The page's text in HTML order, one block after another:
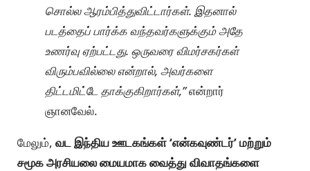
சொல்ல ஆரம்பித்துவிட்டார்கள். இதனால்
படத்தைப் பார்க்க வந்தவர்களுக்கும் அதே
உணர்வு ஏற்பட்டது. ஒருவரை விமர்சகர்கள்
விரும்பவில்லை என்றால், அவர்களை
திட்டமிட்டே தாக்குகிறார்கள்,”என்றார்
ஞானவேல்.
மேலும், வட இந்திய ஊடகங்கள் ‘என்கவுண்டர்’ மற்றும்
சமூக அரசியலை மையமாக வைத்து விவாதங்களை